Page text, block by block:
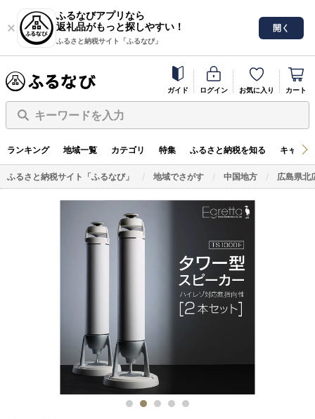
ふるなびアプリなら
返礼品がもっと探しやすい！
ふるさと納税サイト「ふるなび」
開く
ガイド ログイン お気に入り カート
キーワードを入力
ランキング 地域一覧 カテゴリ 特集 ふるさと納税を知る キャン
ふるさと納税サイト「ふるなび」 地域でさがす 中国地方 広島県北